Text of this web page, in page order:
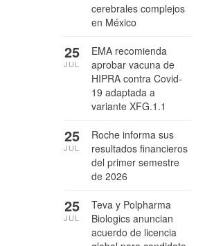
cerebrales complejos
en México
EMA recomienda
aprobar vacuna de
HIPRA contra Covid-
19 adaptada a
variante XFG.1.1
25
JUL
Roche informa sus
resultados financieros
del primer semestre
de 2026
25
JUL
Teva y Polpharma
Biologics anuncian
acuerdo de licencia
25
JUL